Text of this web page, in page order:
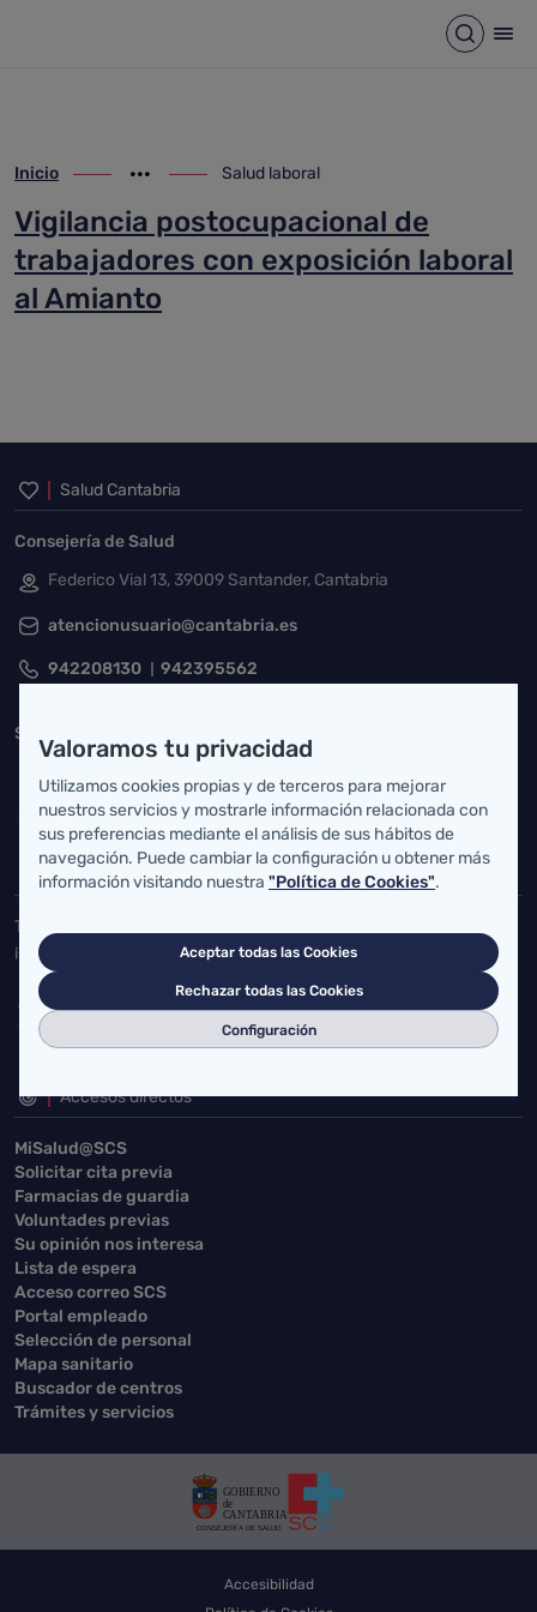
Abrir
ir-a inicio
Inicio
Mostrar opciones del camino de migas
ir-a Salud laboral
Salud laboral
Vigilancia postocupacional de
trabajadores con exposición laboral
al Amianto
Inicio del pie de página
Salud Cantabria
Consejería de Salud
Federico Vial 13, 39009 Santander, Cantabria
atencionusuario@cantabria.es
942208130 942395562
Servicio Cántabro de Salud
buzgen.dg@scsalud.es
942202770 942202772
Toda la actualidad de Salud Cantabria en las redes sociales.
¡Síguenos!
Accesos directos
MiSalud@SCS
Solicitar cita previa
Farmacias de guardia
Voluntades previas
Su opinión nos interesa
Lista de espera
Acceso correo SCS
Portal empleado
Selección de personal
Mapa sanitario
Buscador de centros
Trámites y servicios
Accesibilidad
Valoramos tu privacidad
Utilizamos cookies propias y de terceros para mejorar
nuestros servicios y mostrarle información relacionada con
sus preferencias mediante el análisis de sus hábitos de
navegación. Puede cambiar la configuración u obtener más
información visitando nuestra "Política de Cookies".
Aceptar todas las Cookies
Rechazar todas las Cookies
Configuración